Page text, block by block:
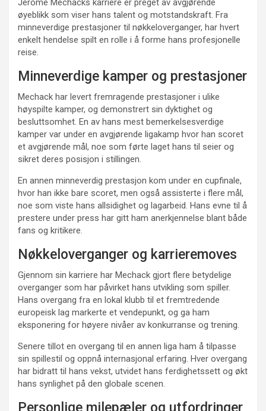
Jérôme Mechacks karriere er preget av avgjørende
øyeblikk som viser hans talent og motstandskraft. Fra
minneverdige prestasjoner til nøkkeloverganger, har hvert
enkelt hendelse spilt en rolle i å forme hans profesjonelle
reise.
Minneverdige kamper og prestasjoner
Mechack har levert fremragende prestasjoner i ulike
høyspilte kamper, og demonstrert sin dyktighet og
besluttsomhet. En av hans mest bemerkelsesverdige
kamper var under en avgjørende ligakamp hvor han scoret
et avgjørende mål, noe som førte laget hans til seier og
sikret deres posisjon i stillingen.
En annen minneverdig prestasjon kom under en cupfinale,
hvor han ikke bare scoret, men også assisterte i flere mål,
noe som viste hans allsidighet og lagarbeid. Hans evne til å
prestere under press har gitt ham anerkjennelse blant både
fans og kritikere.
Nøkkeloverganger og karrieremoves
Gjennom sin karriere har Mechack gjort flere betydelige
overganger som har påvirket hans utvikling som spiller.
Hans overgang fra en lokal klubb til et fremtredende
europeisk lag markerte et vendepunkt, og ga ham
eksponering for høyere nivåer av konkurranse og trening.
Senere tillot en overgang til en annen liga ham å tilpasse
sin spillestil og oppnå internasjonal erfaring. Hver overgang
har bidratt til hans vekst, utvidet hans ferdighetssett og økt
hans synlighet på den globale scenen.
Personlige milepæler og utfordringer